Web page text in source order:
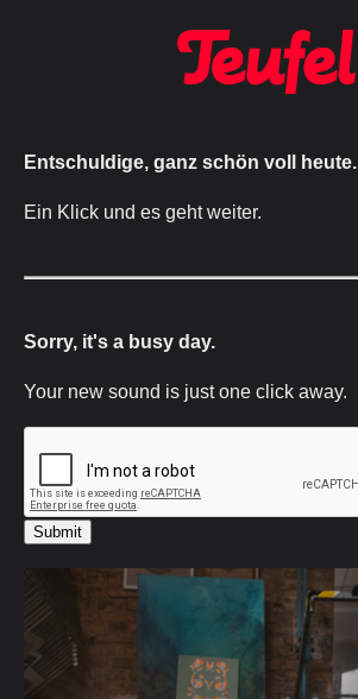
Entschuldige, ganz schön voll heute.
Ein Klick und es geht weiter.
Sorry, it's a busy day.
Your new sound is just one click away.